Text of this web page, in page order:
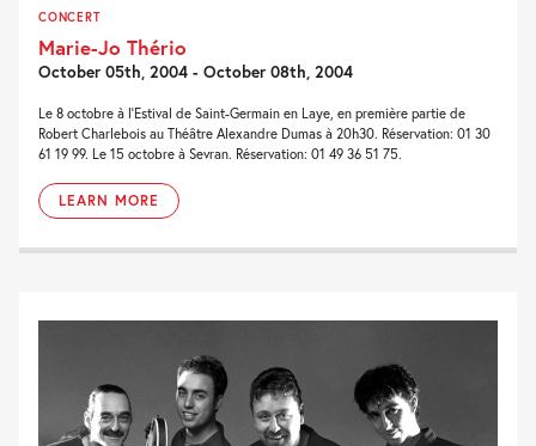
CONCERT
Marie-Jo Thério
October 05th, 2004 - October 08th, 2004
Le 8 octobre à l'Estival de Saint-Germain en Laye, en première partie de
Robert Charlebois au Théâtre Alexandre Dumas à 20h30. Réservation: 01 30
61 19 99. Le 15 octobre à Sevran. Réservation: 01 49 36 51 75.
LEARN MORE